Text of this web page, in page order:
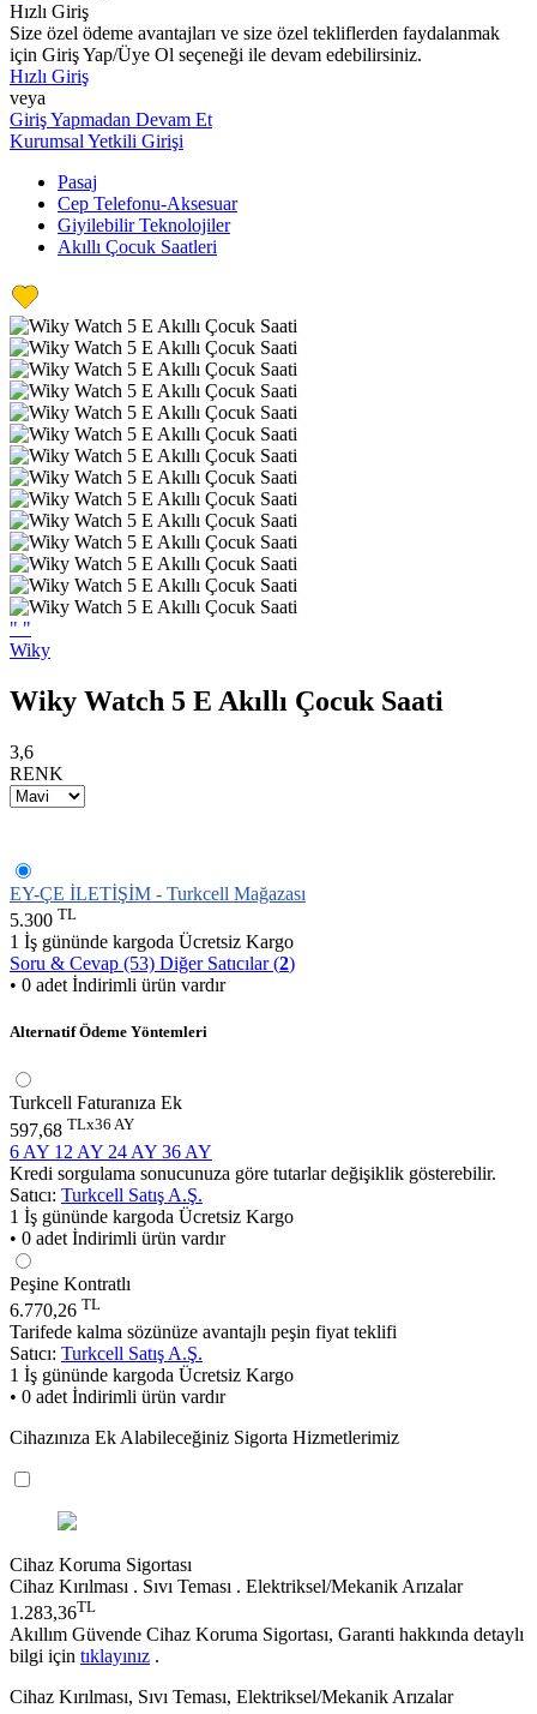
Hızlı Giriş
Size özel ödeme avantajları ve size özel tekliflerden faydalanmak
için Giriş Yap/Üye Ol seçeneği ile devam edebilirsiniz.
Hızlı Giriş
veya
Giriş Yapmadan Devam Et
Kurumsal Yetkili Girişi
Pasaj
Cep Telefonu-Aksesuar
Giyilebilir Teknolojiler
Akıllı Çocuk Saatleri
" "
Wiky
Wiky Watch 5 E Akıllı Çocuk Saati
3,6
RENK
EY-ÇE İLETİŞİM - Turkcell Mağazası
5.300 TL
1 İş gününde kargoda Ücretsiz Kargo
Soru & Cevap (53) Diğer Satıcılar (2)
• 0 adet İndirimli ürün vardır
Alternatif Ödeme Yöntemleri
Turkcell Faturanıza Ek
597,68 TLx36 AY
6 AY 12 AY 24 AY 36 AY
Kredi sorgulama sonucunuza göre tutarlar değişiklik gösterebilir.
Satıcı: Turkcell Satış A.Ş.
1 İş gününde kargoda Ücretsiz Kargo
• 0 adet İndirimli ürün vardır
Peşine Kontratlı
6.770,26 TL
Tarifede kalma sözünüze avantajlı peşin fiyat teklifi
Satıcı: Turkcell Satış A.Ş.
1 İş gününde kargoda Ücretsiz Kargo
• 0 adet İndirimli ürün vardır
Cihazınıza Ek Alabileceğiniz Sigorta Hizmetlerimiz
Cihaz Koruma Sigortası
Cihaz Kırılması . Sıvı Teması . Elektriksel/Mekanik Arızalar
1.283,36TL
Akıllım Güvende Cihaz Koruma Sigortası, Garanti hakkında detaylı
bilgi için tıklayınız .
Cihaz Kırılması, Sıvı Teması, Elektriksel/Mekanik Arızalar